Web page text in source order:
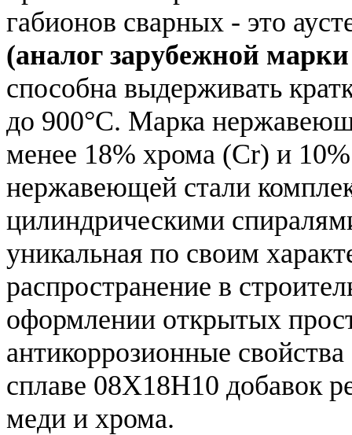
габионов сварных - это
(аналог зарубежной
способна выдерживать
до 900°C. Марка
менее 18% хрома (Cr) и
нержавеющей стали
цилиндрическими
уникальная по своим
распространение в
оформлении открытых
антикоррозионные
сплаве 08Х18Н10 добавок
меди и хрома.